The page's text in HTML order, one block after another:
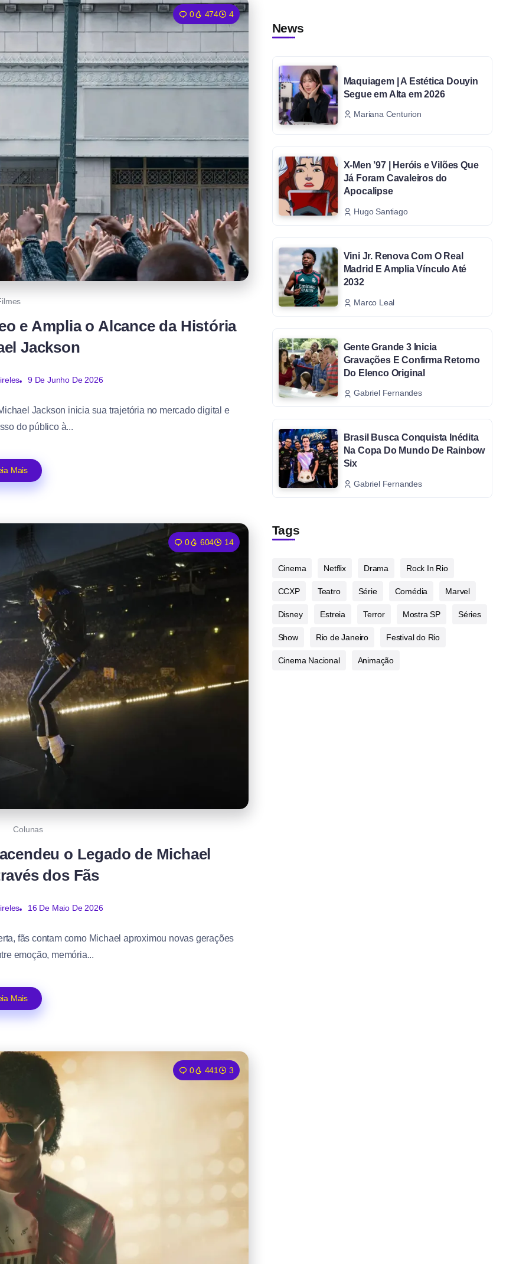
0 474 4
e Amplia o Alcance da História
Jackson
9 De Junho De 2026
Jackson inicia sua trajetória no mercado digital e
do público à...
Mais
0 604 14
Colunas
o Legado de Michael
dos Fãs
16 De Maio De 2026
fãs contam como Michael aproximou novas gerações
emoção, memória...
Mais
0 441 3
News
Maquiagem | A Estética Douyin
Segue em Alta em 2026
Mariana Centurion
X-Men ’97 | Heróis e Vilões Que
Já Foram Cavaleiros do
Apocalipse
Hugo Santiago
Vini Jr. Renova Com O Real
Madrid E Amplia Vínculo Até
2032
Marco Leal
Gente Grande 3 Inicia
Gravações E Confirma Retorno
Do Elenco Original
Gabriel Fernandes
Brasil Busca Conquista Inédita
Na Copa Do Mundo De Rainbow
Six
Gabriel Fernandes
Tags
Cinema Netflix Drama Rock In Rio
CCXP Teatro Série Comédia Marvel
Disney Estreia Terror Mostra SP Séries
Show Rio de Janeiro Festival do Rio
Cinema Nacional Animação